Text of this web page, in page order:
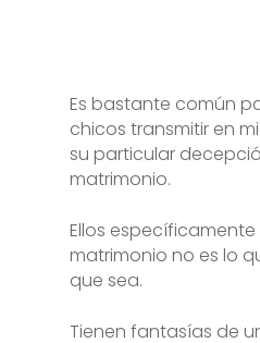
Es bastante común
chicos transmitir en
su particular
matrimonio.
Ellos
matrimonio no es lo
que sea.
Tienen fantasías de